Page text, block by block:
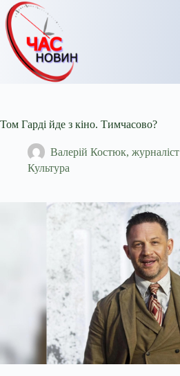
Перейти
до
вмісту
Том Гарді йде з кіно. Тимчасово?
Валерій Костюк, журналіст
Культура